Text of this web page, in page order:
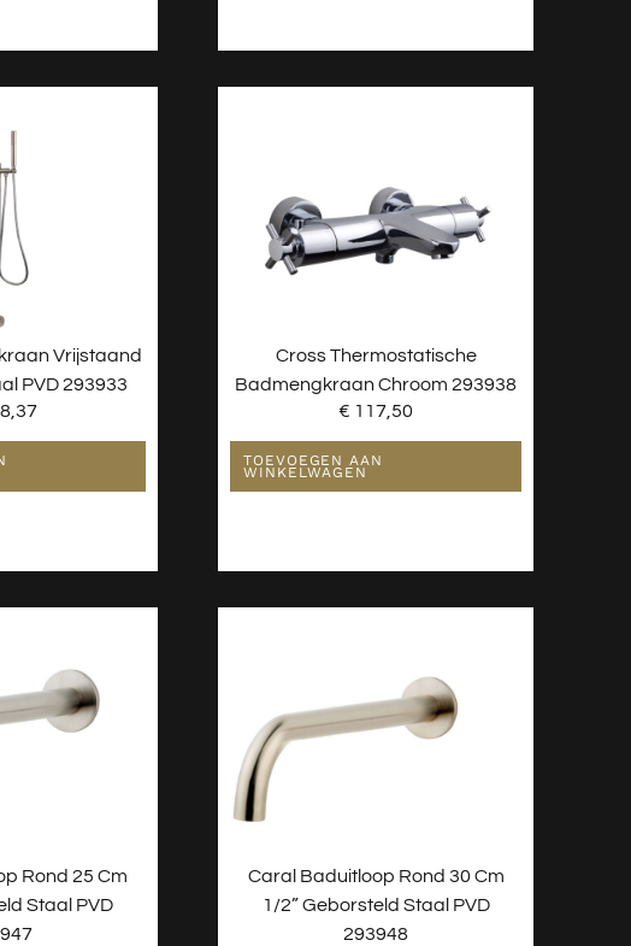
Vrijstaand
PVD 293933
Cross Thermostatische
Badmengkraan Chroom 293938
€ 117,50
TOEVOEGEN AAN
WINKELWAGEN
Rond 25 Cm
Staal PVD
Caral Baduitloop Rond 30 Cm
1/2” Geborsteld Staal PVD
293948